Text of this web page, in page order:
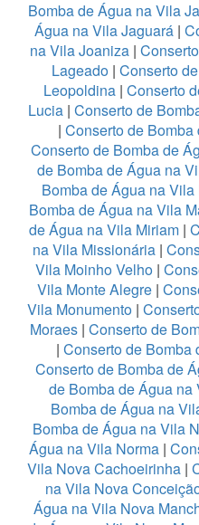
Bomba de Água na Vila
Água na Vila Jaguará |
na Vila Joaniza |
Lageado| Conserto
Leopoldina | Conserto
Lucia | Conserto de
| Conserto de
Conserto de Bomba de
de Bomba de Água na
Bomba de Água na
Bomba de Água na Vila
de Água na Vila Miriam |
na Vila Missionária |
Vila Moinho Velho |
Vila Monte Alegre|
Vila Monumento |
Moraes| Conserto de
| Conserto de Bomba
Conserto de Bomba de
de Bomba de Água na
Bomba de Água na
Bomba de Água na Vila
Água na Vila Norma |
Vila Nova Cachoeirinha |
na Vila Nova
Água na Vila Nova